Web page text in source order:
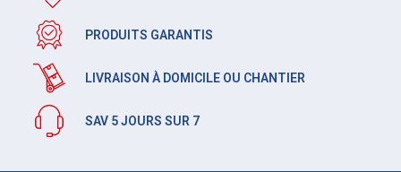
PRODUITS GARANTIS
LIVRAISON À DOMICILE OU CHANTIER
SAV 5 JOURS SUR 7